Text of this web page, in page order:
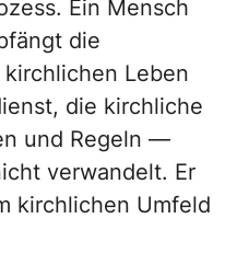
Ein Mensch
die
Leben
die kirchliche
und Regeln —
verwandelt. Er
kirchlichen Umfeld